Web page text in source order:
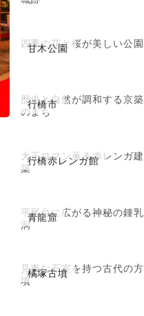
甘木公園
四季の花と桜が美しい公園
行橋市
歴史と自然が調和する京築
のまち
行橋赤レンガ館
大正ロマン薫る赤レンガ建
築
青龍窟
平尾台に広がる神秘の鍾乳
洞
橘塚古墳
見事な石室を持つ古代の方
墳